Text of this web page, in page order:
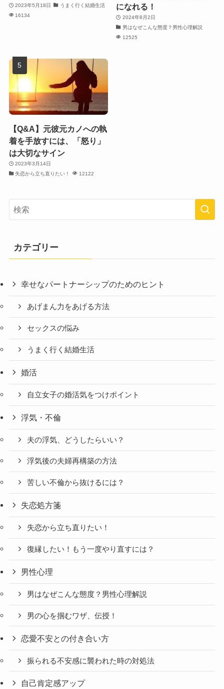
2023年5月18日
うまく行く結婚生活
16134
になれる！
2024年8月2日
男はなぜこんな態度？男性心理解説
12525
【Q&A】元彼元カノへの執
着を手放すには、「怒り」
は大切なサイン
2023年3月14日
失恋から立ち直りたい！
12122
カテゴリー
幸せなパートナーシップのためのヒント
あげまん力をあげる方法
セックスの悩み
うまく行く結婚生活
婚活
自立女子の婚活気をつけポイント
浮気・不倫
夫の浮気、どうしたらいい？
浮気後の夫婦再構築の方法
苦しい不倫から抜けるには？
失恋処方箋
失恋から立ち直りたい！
復縁したい！もう一度やり直すには？
男性心理
男はなぜこんな態度？男性心理解説
男の心を掴むワザ、伝授！
恋愛不安との付き合い方
振られる不安感に襲われた時の対処法
自己肯定感アップ